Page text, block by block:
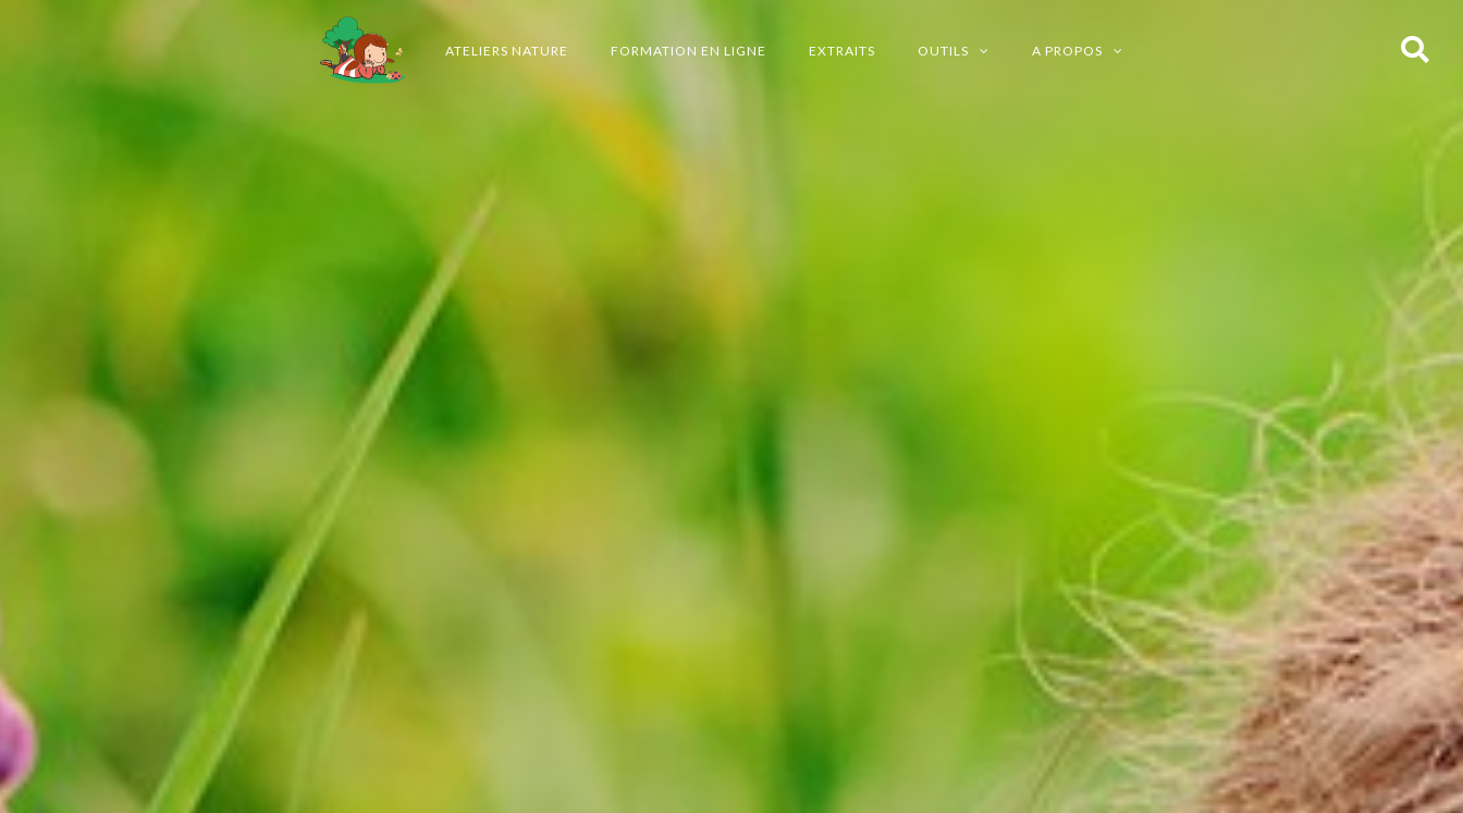
ATELIERS NATURE FORMATION EN LIGNE EXTRAITS OUTILS A PROPOS